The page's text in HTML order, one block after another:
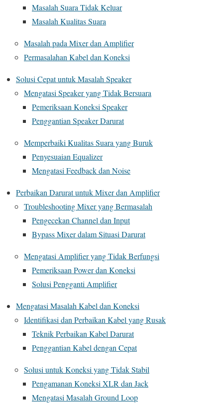
Masalah Suara Tidak Keluar
Masalah Kualitas Suara
Masalah pada Mixer dan Amplifier
Permasalahan Kabel dan Koneksi
Solusi Cepat untuk Masalah Speaker
Mengatasi Speaker yang Tidak Bersuara
Pemeriksaan Koneksi Speaker
Penggantian Speaker Darurat
Memperbaiki Kualitas Suara yang Buruk
Penyesuaian Equalizer
Mengatasi Feedback dan Noise
Perbaikan Darurat untuk Mixer dan Amplifier
Troubleshooting Mixer yang Bermasalah
Pengecekan Channel dan Input
Bypass Mixer dalam Situasi Darurat
Mengatasi Amplifier yang Tidak Berfungsi
Pemeriksaan Power dan Koneksi
Solusi Pengganti Amplifier
Mengatasi Masalah Kabel dan Koneksi
Identifikasi dan Perbaikan Kabel yang Rusak
Teknik Perbaikan Kabel Darurat
Penggantian Kabel dengan Cepat
Solusi untuk Koneksi yang Tidak Stabil
Pengamanan Koneksi XLR dan Jack
Mengatasi Masalah Ground Loop